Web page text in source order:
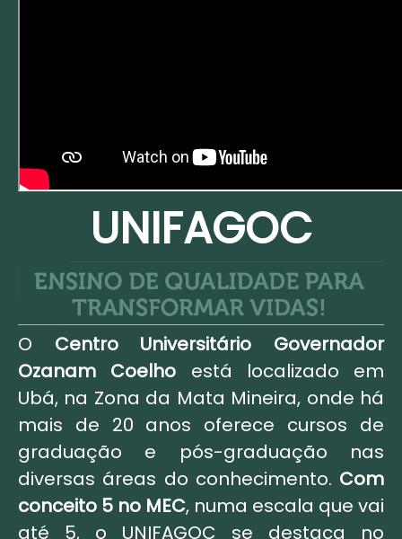
UNIFAGOC
O Centro Universitário Governador
Ozanam Coelho está localizado em
Ubá, na Zona da Mata Mineira, onde há
mais de 20 anos oferece cursos de
graduação e pós-graduação nas
diversas áreas do conhecimento. Com
conceito 5 no MEC, numa escala que vai
até 5, o UNIFAGOC se destaca no